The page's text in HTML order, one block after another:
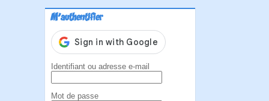
M'authentifier
Identifiant ou adresse e-mail
Mot de passe